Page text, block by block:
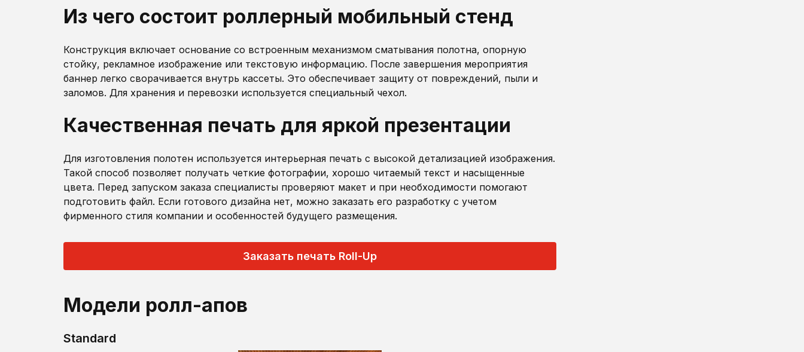
Из чего состоит роллерный мобильный стенд
Конструкция включает основание со встроенным механизмом сматывания полотна, опорную
стойку, рекламное изображение или текстовую информацию. После завершения мероприятия
баннер легко сворачивается внутрь кассеты. Это обеспечивает защиту от повреждений, пыли и
заломов. Для хранения и перевозки используется специальный чехол.
Качественная печать для яркой презентации
Для изготовления полотен используется интерьерная печать с высокой детализацией изображения.
Такой способ позволяет получать четкие фотографии, хорошо читаемый текст и насыщенные
цвета. Перед запуском заказа специалисты проверяют макет и при необходимости помогают
подготовить файл. Если готового дизайна нет, можно заказать его разработку с учетом
фирменного стиля компании и особенностей будущего размещения.
Заказать печать Roll-Up
Модели ролл-апов
Standard